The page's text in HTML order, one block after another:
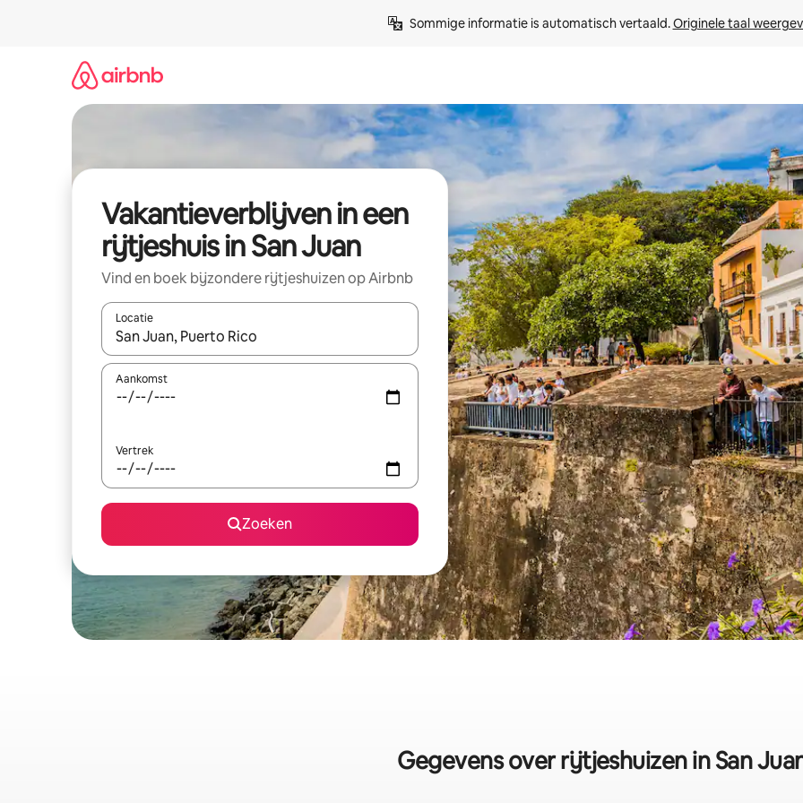
Sommige informatie is automatisch vertaald. Originele taal
Vakantieverblijven in een
rijtjeshuis in San Juan
Vind en boek bijzondere rijtjeshuizen op Airbnb
Locatie
Wanneer er resultaten beschikbaar zijn, maak je een keuze met je de pijltjestoetsen omhoog en omlaag, óf door te
Aankomst
Vertrek
Zoeken
Gegevens over rijtjeshuizen in San